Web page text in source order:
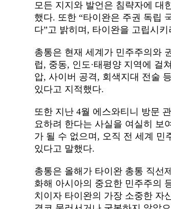
모든 지지와 발언은 침략자에 대
했다. 또한 “타이완은 주권 독립
다”고 밝히며 , 타이완을 고립시
총통은 현재 세계가 민주주의와
럽 , 중동, 인도·태평양 지역에 걸
압,사이버 공격, 회색지대 전술
있다고 지적했다.
또한 지난 4월 에스와티니 방문
요하려 한다는 사실을 여실히 보
가 될 수 없으며 , 오직 전 세계 민
있다고 말했다.
총통은 올해가 타이완 총통 직선
화해 아시아의 중요한 민주주의
치이자 타이완의 가장 소중한 자